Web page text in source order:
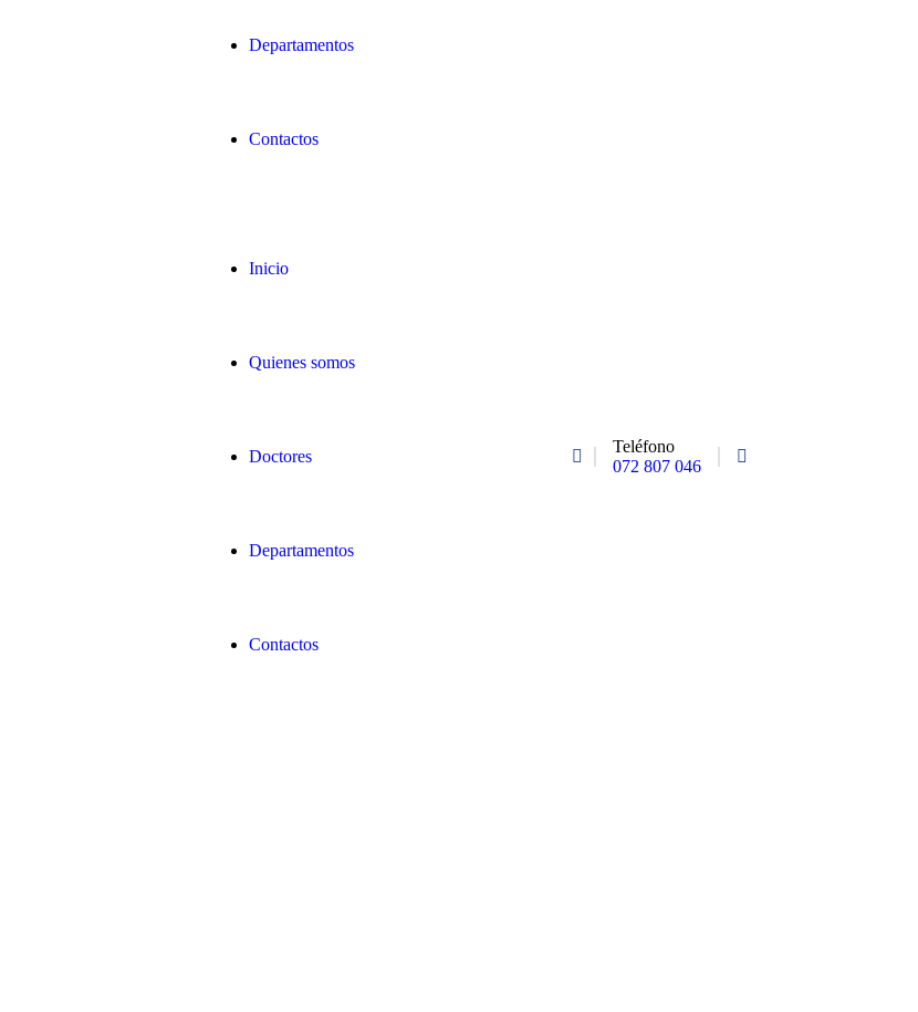
Departamentos
Contactos
Inicio
Quienes somos
Doctores
Departamentos
Contactos
Teléfono
072 807 046